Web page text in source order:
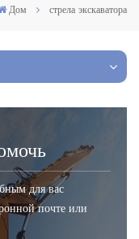
Дом стрела экскаватора
для вас
почте или